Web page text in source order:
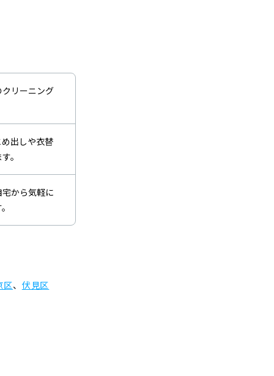
リーニング
出しや衣替
。
から気軽に
区、 伏見区